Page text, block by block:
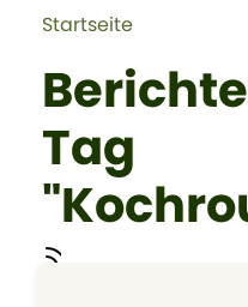
Startseite
Tag